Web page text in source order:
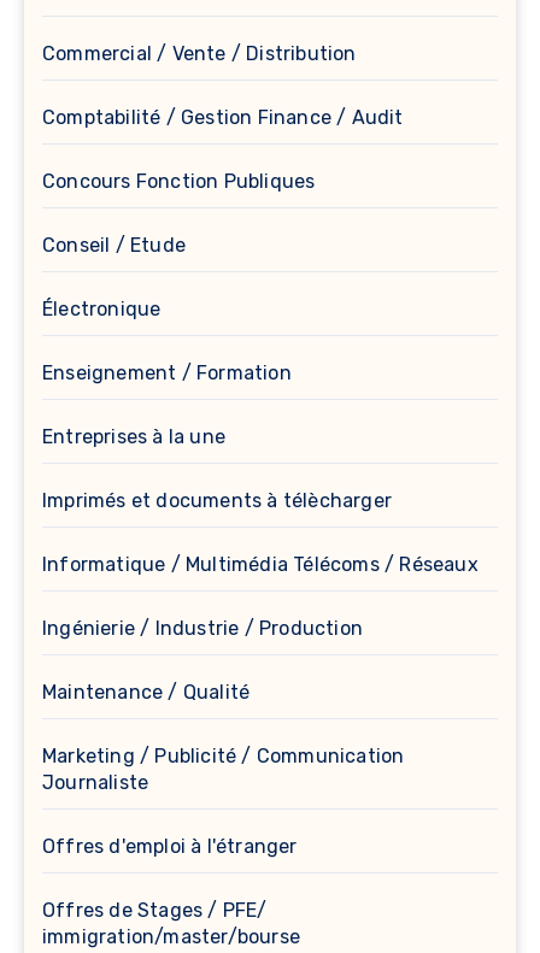
Commercial / Vente / Distribution
Comptabilité / Gestion Finance / Audit
Concours Fonction Publiques
Conseil / Etude
Électronique
Enseignement / Formation
Entreprises à la une
Imprimés et documents à télècharger
Informatique / Multimédia Télécoms / Réseaux
Ingénierie / Industrie / Production
Maintenance / Qualité
Marketing / Publicité / Communication
Journaliste
Offres d'emploi à l'étranger
Offres de Stages / PFE/
immigration/master/bourse